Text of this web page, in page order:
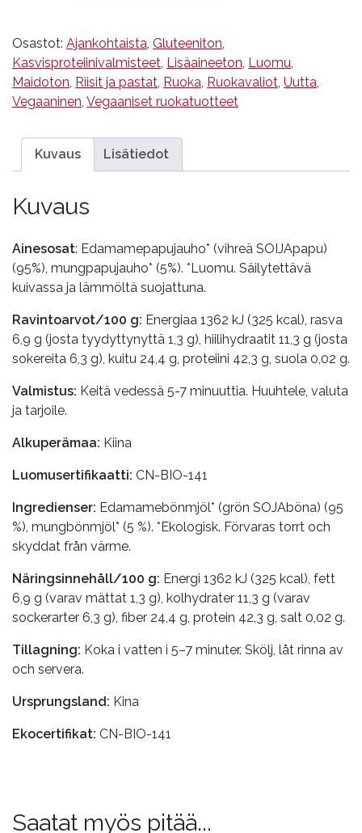
Explore
Cuisine,
200
g,
luomu
Osastot: Ajankohtaista Gluteeniton
Kasvisproteiinivalmisteet Lisäaineeton Luomu
Maidoton Riisit ja pastat Ruoka Ruokavaliot Uutta
Vegaaninen Vegaaniset ruokatuotteet
Kuvaus Lisätiedot
Kuvaus
Ainesosat: Edamamepapujauho* (vihreä SOIJApapu)
(95%), mungpapujauho* (5%). *Luomu. Säilytettävä
kuivassa ja lämmöltä suojattuna.
Ravintoarvot/100 g: Energiaa 1362 kJ (325 kcal), rasva
6,9 g (josta tyydyttynyttä 1,3 g), hiilihydraatit 11,3 g (josta
sokereita 6,3 g), kuitu 24,4 g, proteiini 42,3 g, suola 0,02 g.
Valmistus: Keitä vedessä 5-7 minuuttia. Huuhtele, valuta
ja tarjoile.
Alkuperämaa: Kiina
Luomusertifikaatti: CN-BIO-141
Ingredienser: Edamamebönmjöl* (grön SOJAböna) (95
%), mungbönmjöl* (5 %). *Ekologisk. Förvaras torrt och
skyddat från värme.
Näringsinnehåll/100 g: Energi 1362 kJ (325 kcal), fett
6,9 g (varav mättat 1,3 g), kolhydrater 11,3 g (varav
sockerarter 6,3 g), fiber 24,4 g, protein 42,3 g, salt 0,02 g.
Tillagning: Koka i vatten i 5–7 minuter. Skölj, låt rinna av
och servera.
Ursprungsland: Kina
Ekocertifikat: CN-BIO-141
Saatat myös pitää...